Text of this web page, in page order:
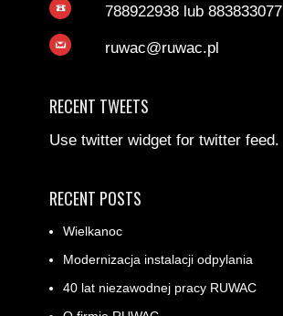
788922938 lub 883833077
ruwac@ruwac.pl
RECENT TWEETS
Use twitter widget for twitter feed.
RECENT POSTS
Wielkanoc
Modernizacja instalacji odpylania
40 lat niezawodnej pracy RUWAC